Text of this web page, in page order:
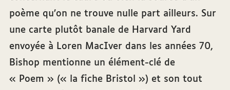
poème qu’on ne trouve nulle part ailleurs. Sur
une carte plutôt banale de Harvard Yard
envoyée à Loren MacIver dans les années 70,
Bishop mentionne un élément-clé de
« Poem » (« la fiche Bristol ») et son tout